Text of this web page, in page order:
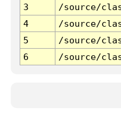
3
/source/
4
/source/
5
/source/
6
/source/